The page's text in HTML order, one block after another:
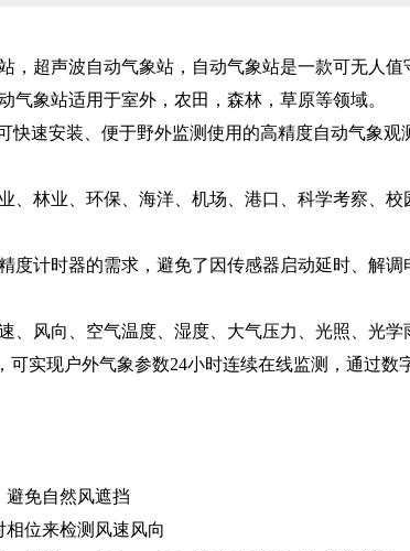
， 超声波自动气象站 ，自动气象站是一款可无人值
象站适用于室外，农田，森林，草原等领域。
快速安装、便于野外监测使用的高精度自动气象观
、林业、环保、海洋、机场、港口、科学考察、校
度计时器的需求，避免了因传感器启动延时、解调
、风向、空气温度、湿度、大气压力、光照、光学
可实现户外气象参数24小时连续在线监测，通过数
避免自然风遮挡
位来检测风速风向